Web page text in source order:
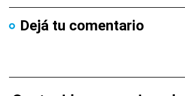
Dejá tu comentario